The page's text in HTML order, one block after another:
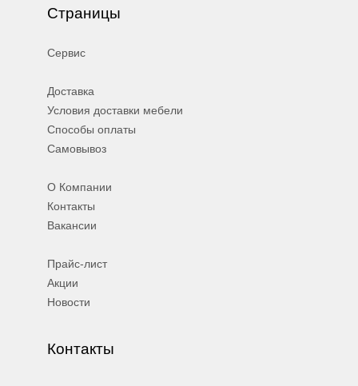
Страницы
Сервис
Доставка
Условия доставки мебели
Способы оплаты
Самовывоз
О Компании
Контакты
Вакансии
Прайс-лист
Акции
Новости
Контакты